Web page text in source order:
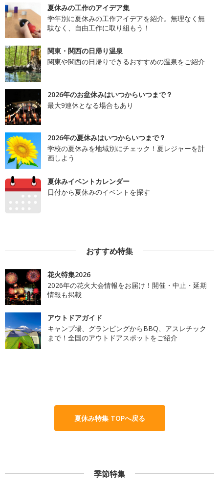
夏休みの工作のアイデア集
学年別に夏休みの工作アイデアを紹介。無理なく無
駄なく、自由工作に取り組もう！
関東・関西の日帰り温泉
関東や関西の日帰りできるおすすめの温泉をご紹介
2026年のお盆休みはいつからいつまで？
最大9連休となる場合もあり
2026年の夏休みはいつからいつまで？
学校の夏休みを地域別にチェック！夏レジャーを計
画しよう
夏休みイベントカレンダー
日付から夏休みのイベントを探す
おすすめ特集
花火特集2026
2026年の花火大会情報をお届け！開催・中止・延期
情報も掲載
アウトドアガイド
キャンプ場、グランピングからBBQ、アスレチック
まで！全国のアウトドアスポットをご紹介
夏休み特集 TOPへ戻る
季節特集